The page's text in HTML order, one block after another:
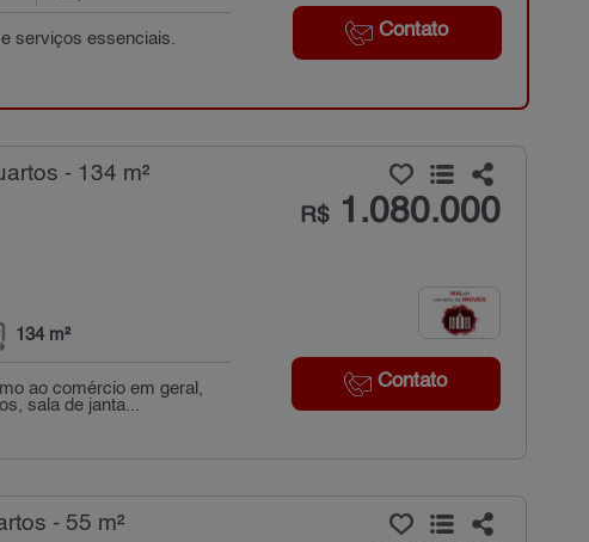
Contato
serviços essenciais.
- 134 m²
R$1.080.000
Contato
134 m²
ao comércio em geral,
sala de janta...
- 55 m²